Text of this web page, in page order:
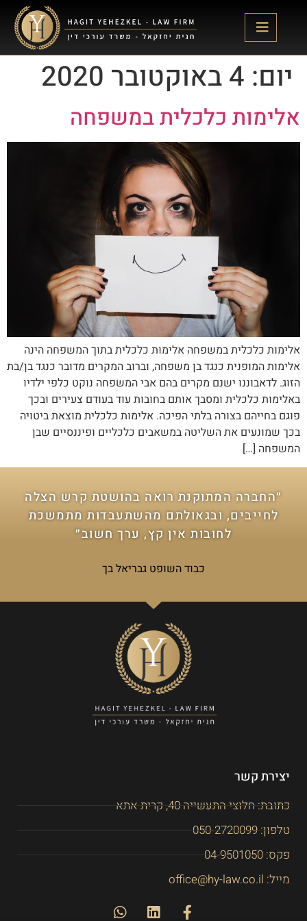
יום: 4 באוקטובר 2020
אלימות כלכלית במשפחה
אלימות כלכלית במשפחה אלימות כלכלית בתוך המשפחה הינה
אלימות המופנית כנגד בן משפחה, וברוב המקרים מדובר כנגד בן/בת
הזוג. לדאבוננו ישנם מקרים בהם אבי המשפחה נוקט כלפי ילדיו
באלימות כלכלית ומסבך אותם בחובות עוד בעודם צעירים ובכך
פוגם בחייהם בצורה בלתי הפיכה. אלימות כלכלית מוצאת ביטויה
בכך שמונעים את השליטה במשאבים כלכליים ופיננסיים שבן
המשפחה […]
״החברה המתוקנת רואה בהושטת קרש הצלה
לחייבים, ובגאולתם מהשתעבדות מתמשכת
לחובות אין קץ, ערך חשוב״
כבוד השופט גבריאל בך
יצירת קשר
כתובת: חלוצי התעשייה 40, קרית אתא
טלפון: 050-2720099
פקס: 04-9501050
מייל: office@hy-law.co.il